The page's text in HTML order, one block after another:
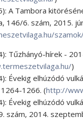
A Tambora
146/6. szám, 2015.
Tűzhányó-hírek -
)
Évekig elhúzódó
1266. (http://
Évekig elhúzódó
szám, 2014.